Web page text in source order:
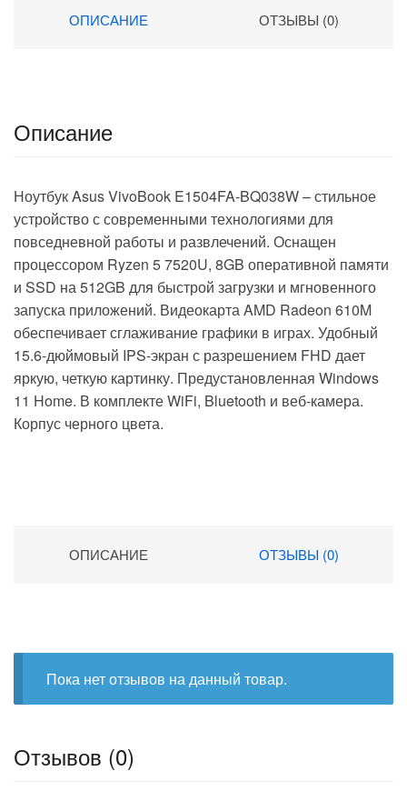
Pro grey WiFi BT Cam
ОПИСАНИЕ ОТЗЫВЫ (0)
Описание
Ноутбук Asus VivoBook E1504FA-BQ038W – стильное
устройство с современными технологиями для
повседневной работы и развлечений. Оснащен
процессором Ryzen 5 7520U, 8GB оперативной памяти
и SSD на 512GB для быстрой загрузки и мгновенного
запуска приложений. Видеокарта AMD Radeon 610M
обеспечивает сглаживание графики в играх. Удобный
15.6-дюймовый IPS-экран с разрешением FHD дает
яркую, четкую картинку. Предустановленная Windows
11 Home. В комплекте WiFi, Bluetooth и веб-камера.
Корпус черного цвета.
ОПИСАНИЕ ОТЗЫВЫ (0)
Пока нет отзывов на данный товар.
Отзывов (0)